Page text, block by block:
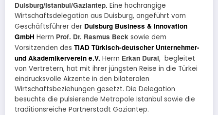
Duisburg/Istanbul/Gaziantep. Eine hochrangige
Wirtschaftsdelegation aus Duisburg, angeführt vom
Geschäftsführer der Duisburg Business & Innovation
GmbH Herrn Prof. Dr. Rasmus Beck sowie dem
Vorsitzenden des TIAD Türkisch-deutscher Unternehmer-
und Akademikerverein e.V. Herrn Erkan Dural, begleitet
von Vertretern, hat mit ihrer jüngsten Reise in die Türkei
eindrucksvolle Akzente in den bilateralen
Wirtschaftsbeziehungen gesetzt. Die Delegation
besuchte die pulsierende Metropole Istanbul sowie die
traditionsreiche Partnerstadt Gaziantep.